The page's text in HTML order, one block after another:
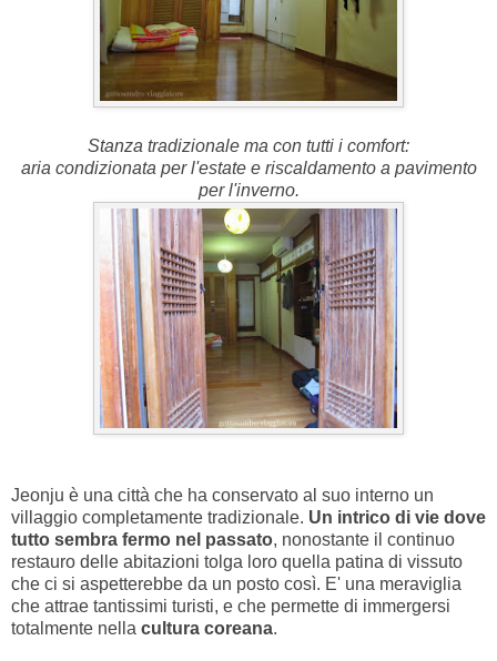
Stanza tradizionale ma con tutti i comfort:
aria condizionata per l'estate e riscaldamento a pavimento
per l'inverno.
Jeonju è una città che ha conservato al suo interno un
villaggio completamente tradizionale. Un intrico di vie dove
tutto sembra fermo nel passato, nonostante il continuo
restauro delle abitazioni tolga loro quella patina di vissuto
che ci si aspetterebbe da un posto così. E' una meraviglia
che attrae tantissimi turisti, e che permette di immergersi
totalmente nella cultura coreana.